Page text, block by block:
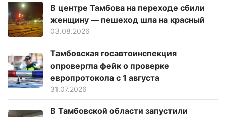
В центре Тамбова на переходе сбили
женщину — пешеход шла на красный
03.08.2026
Тамбовская госавтоинспекция
опровергла фейк о проверке
европротокола с 1 августа
31.07.2026
В Тамбовской области запустили